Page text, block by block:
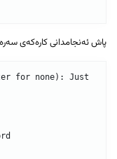
پاش ئەنجامدانی کارەکەی
for none): Just